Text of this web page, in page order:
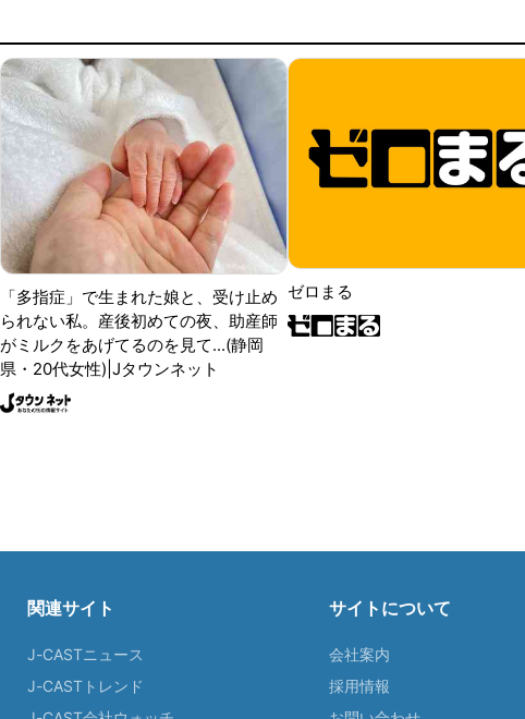
「多指症」で生まれた娘と、受け止め
られない私。産後初めての夜、助産師
がミルクをあげてるのを見て...(静岡
県・20代女性)|Jタウンネット
ゼロまる
関連サイト
J-CASTニュース
J-CASTトレンド
サイトについて
会社案内
採用情報